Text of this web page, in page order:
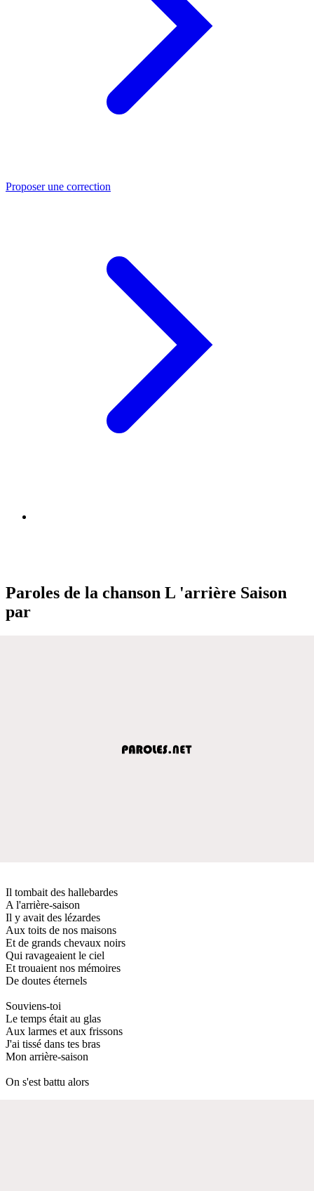
Proposer une correction
Paroles de la chanson L 'arrière Saison
par
Il tombait des hallebardes
A l'arrière-saison
Il y avait des lézardes
Aux toits de nos maisons
Et de grands chevaux noirs
Qui ravageaient le ciel
Et trouaient nos mémoires
De doutes éternels
Souviens-toi
Le temps était au glas
Aux larmes et aux frissons
J'ai tissé dans tes bras
Mon arrière-saison
On s'est battu alors